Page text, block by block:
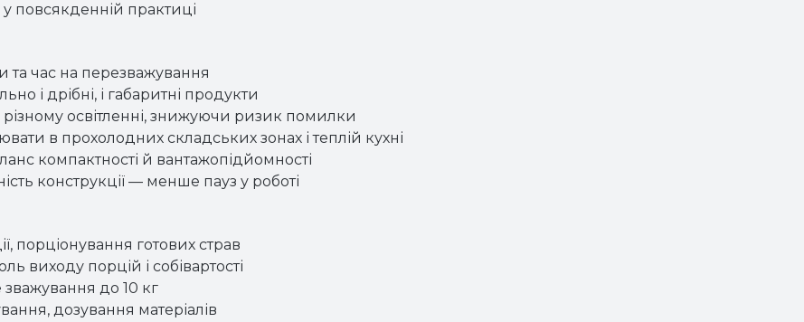
у повсякденній практиці
та час на перезважування
і дрібні, і габаритні продукти
освітленні, знижуючи ризик помилки
в прохолодних складських зонах і теплій кухні
компактності й вантажопідйомності
конструкції — менше пауз у роботі
порціонування готових страв
виходу порцій і собівартості
до 10 кг
дозування матеріалів